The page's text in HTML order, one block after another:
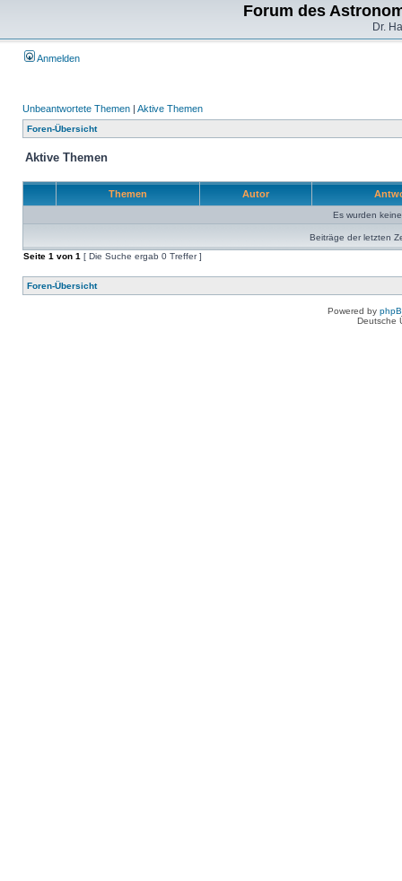
Forum des
Dr.
Anmelden
Unbeantwortete Themen | Aktive Themen
Foren-Übersicht
Aktive Themen
Themen Autor
Es wurden
Beiträge der letzten
Seite 1 von 1 [ Die Suche ergab 0 Treffer ]
Foren-Übersicht
Powered by
Deutsche